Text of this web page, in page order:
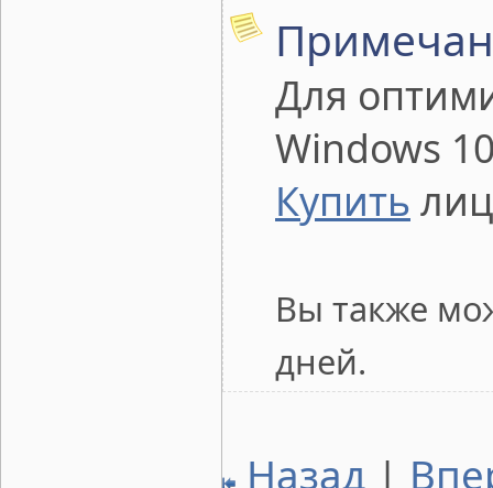
Для
Windows
Купить
Вы также
дней.
Назад |